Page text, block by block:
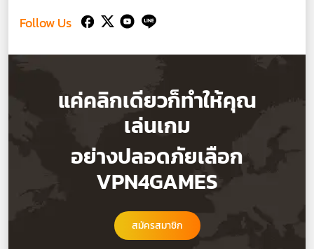
Follow Us
แค่คลิกเดียวก็ทำให้คุณ
เล่นเกม
อย่างปลอดภัยเลือก
VPN4GAMES
สมัครสมาชิก